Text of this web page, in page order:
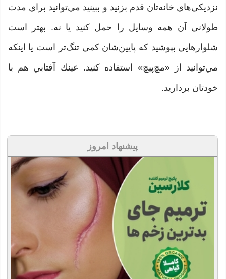
نزديكي‌هاي خانه‌تان قدم بزنيد و ببينيد مي‌توانيد براي مدت
طولاني آن همه وسايل را حمل كنيد يا نه. بهتر است
شلوارهايي بپوشيد كه پايين‌شان كمي تنگ‌تر است يا اينكه
مي‌توانيد از «مچ‌پيچ» استفاده كنيد. عينك آفتابي هم با
خودتان برداريد.
پیشنهاد امروز